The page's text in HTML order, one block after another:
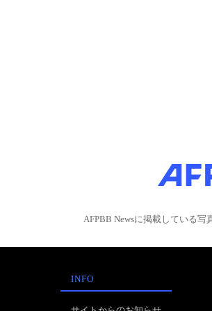
AFPBB Newsに掲載している
INFO